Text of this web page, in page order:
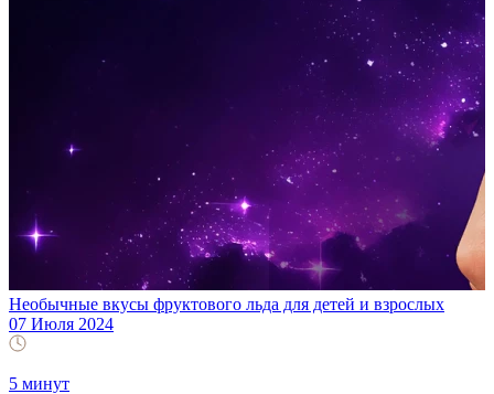
Необычные вкусы фруктового льда для детей и взрослых
07 Июля 2024
5 минут